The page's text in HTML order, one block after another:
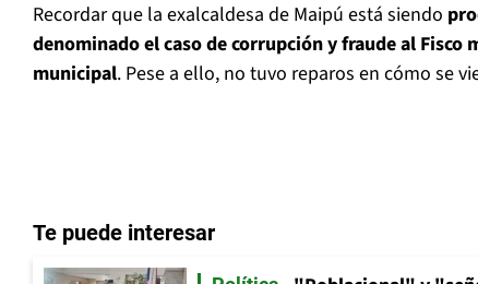
Recordar que la exalcaldesa de Maipú está siendo
denominado el caso de corrupción y fraude al Fisco
municipal. Pese a ello, no tuvo reparos en cómo se
Te puede interesar